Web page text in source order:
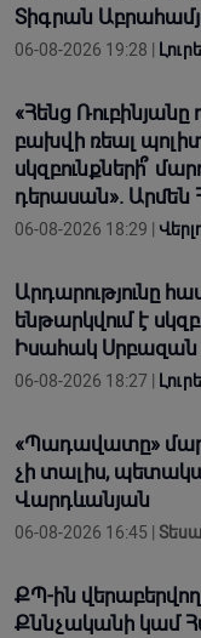
Տիգրան
06-08-2026 19:28 |
«Հենց
բախվի ռեալ
սկզբունքների՞
դերասան».
06-08-2026 18:29 |
Արդարությունը
ենթարկվում է
Իսահակ Սրբազան
06-08-2026 18:27 |
«Պադավատը»
չի տալիս,
Վարդևանյան
06-08-2026 16:45 |
ՔՊ-ին
Քննչականի կամ